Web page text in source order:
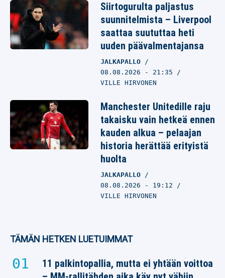
Siirtogurulta paljastus
suunnitelmista – Liverpool
saattaa suututtaa heti
uuden päävalmentajansa
JALKAPALLO
08.08.2026 - 21:35
VILLE HIRVONEN
Manchester Unitedille raju
takaisku vain hetkeä ennen
kauden alkua – pelaajan
historia herättää erityistä
huolta
JALKAPALLO
08.08.2026 - 19:12
VILLE HIRVONEN
TÄMÄN HETKEN LUETUIMMAT
11 palkintopallia, mutta ei yhtään voittoa